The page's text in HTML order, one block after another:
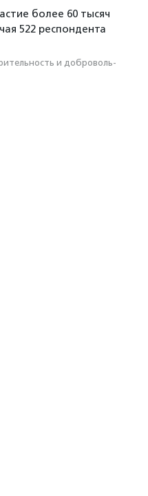
более 60 тысяч
522 респондента
и доброволь­